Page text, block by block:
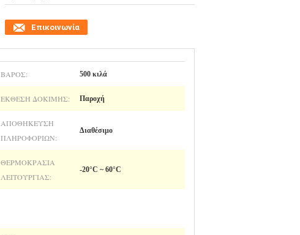
Επικοινωνία
ΒΆΡΟΣ: 500 κιλά
ΈΚΘΕΣΗ ΔΟΚΙΜΉΣ: Παροχή
ΑΠΟΘΉΚΕΥΣΗ
ΠΛΗΡΟΦΟΡΙΏΝ:
Διαθέσιμο
ΘΕΡΜΟΚΡΑΣΊΑ
ΛΕΙΤΟΥΡΓΊΑΣ:
-20°C ~ 60°C